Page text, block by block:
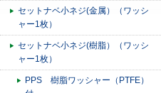
セットナベ小ネジ(金属）（ワッシ
ャー1枚）
セットナベ小ネジ(樹脂）（ワッシ
ャー1枚）
PPS 樹脂ワッシャー（PTFE）